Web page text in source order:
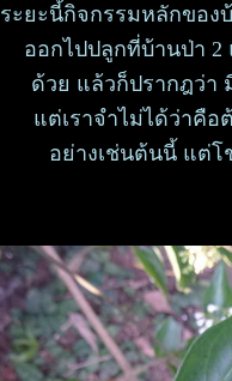
ระยะนี้กิจกรรมหลักของ
ออกไปปลูกที่บ้านป่า
ด้วย แล้วก็ปรากฎว่า
ต่เราจำไม่ได้ว่าคือ
อย่างเช่นต้นนี้ แต่